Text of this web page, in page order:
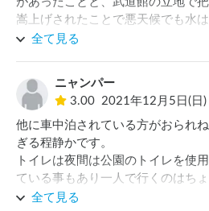
嵩上げされたことで悪天候でも水
用しやすいと思います。
全て見る
ニャンパー
3.00 2021年12月5日(日)
他に車中泊されている方がおられ
ぎる程静かです。
トイレは夜間は公園のトイレを使
ている事もあり一人で行くのはち
い公園管理棟脇のトイレは改装中
全て見る